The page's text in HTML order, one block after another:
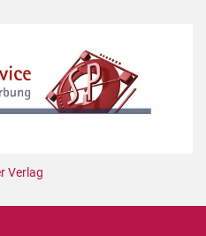
Verlag